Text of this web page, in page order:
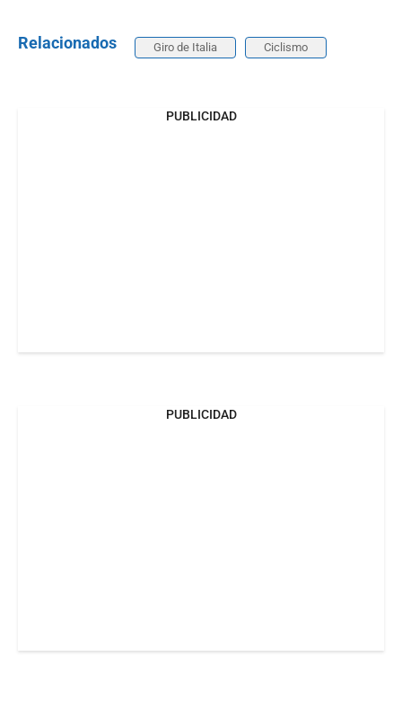
Relacionados Giro de Italia Ciclismo
PUBLICIDAD
PUBLICIDAD